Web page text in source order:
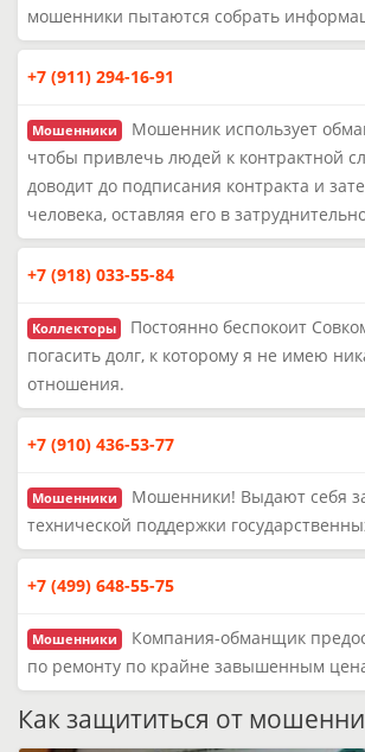
мошенники пытаются собрать
+7 (911) 294-16-91
Мошенники
Мошенник использует
чтобы привлечь людей к контрактной
доводит до подписания контракта и
человека, оставляя его в
+7 (918) 033-55-84
Коллекторы
Постоянно беспокоит
погасить долг, к которому я не имею
отношения.
+7 (910) 436-53-77
Мошенники
Мошенники! Выдают себя
технической поддержки
+7 (499) 648-55-75
Мошенники
Компания-обманщик
по ремонту по крайне завышенным
Как защититься от